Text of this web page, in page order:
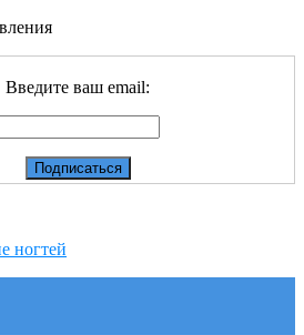
Введите ваш email:
ногтей